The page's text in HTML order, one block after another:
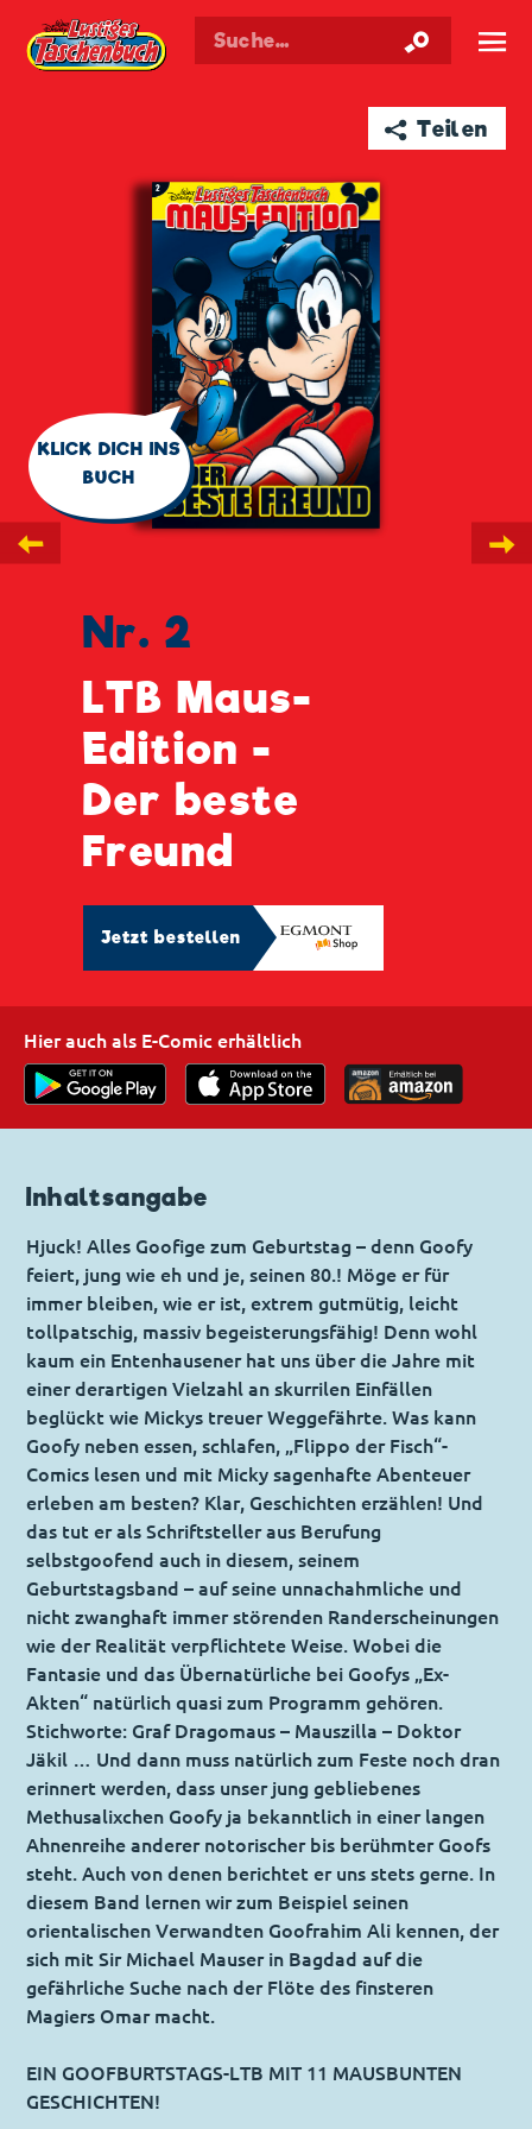
Walt Disneys Taschenbuch ☰
➦ Teilen
←
🗨
KLICK DICH INS
BUCH
Nr. 2
LTB Maus-
Edition -
Der beste
Freund
Jetzt bestellen
→
Hier auch als E-Comic erhältlich
Inhaltsangabe
Hjuck! Alles Goofige zum Geburtstag – denn Goofy
feiert, jung wie eh und je, seinen 80.! Möge er für
immer bleiben, wie er ist, extrem gutmütig, leicht
tollpatschig, massiv begeisterungsfähig! Denn wohl
kaum ein Entenhausener hat uns über die Jahre mit
einer derartigen Vielzahl an skurrilen Einfällen
beglückt wie Mickys treuer Weggefährte. Was kann
Goofy neben essen, schlafen, „Flippo der Fisch“-
Comics lesen und mit Micky sagenhafte Abenteuer
erleben am besten? Klar, Geschichten erzählen! Und
das tut er als Schriftsteller aus Berufung
selbstgoofend auch in diesem, seinem
Geburtstagsband – auf seine unnachahmliche und
nicht zwanghaft immer störenden Randerscheinungen
wie der Realität verpflichtete Weise. Wobei die
Fantasie und das Übernatürliche bei Goofys „Ex-
Akten“ natürlich quasi zum Programm gehören.
Stichworte: Graf Dragomaus – Mauszilla – Doktor
Jäkil … Und dann muss natürlich zum Feste noch dran
erinnert werden, dass unser jung gebliebenes
Methusalixchen Goofy ja bekanntlich in einer langen
Ahnenreihe anderer notorischer bis berühmter Goofs
steht. Auch von denen berichtet er uns stets gerne. In
diesem Band lernen wir zum Beispiel seinen
orientalischen Verwandten Goofrahim Ali kennen, der
sich mit Sir Michael Mauser in Bagdad auf die
gefährliche Suche nach der Flöte des finsteren
Magiers Omar macht.
EIN GOOFBURTSTAGS-LTB MIT 11 MAUSBUNTEN
GESCHICHTEN!